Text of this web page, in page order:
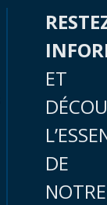
ET
DE
NOTRE